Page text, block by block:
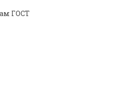
ГОСТ